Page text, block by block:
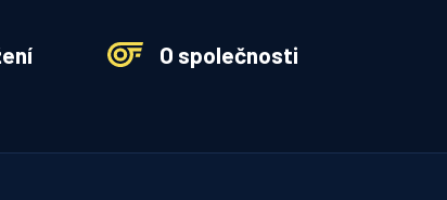
O společnosti